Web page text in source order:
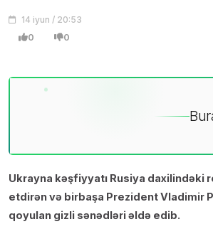
14 iyun / 20:53
0 0
Ukrayna kəşfiyyatı Rusiya daxilindəki
etdirən və birbaşa Prezident Vladimir
qoyulan gizli sənədləri əldə edib.